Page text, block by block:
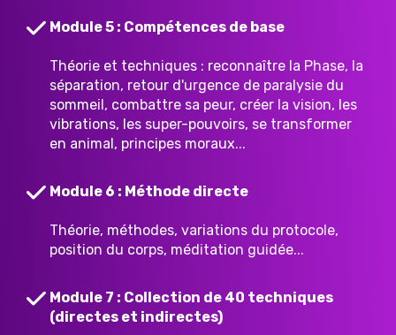
Module 5 : Compétences de base
Théorie et techniques : reconnaître la Phase, la
séparation, retour d'urgence de paralysie du
sommeil, combattre sa peur, créer la vision, les
vibrations, les super-pouvoirs, se transformer
en animal, principes moraux...
Module 6 : Méthode directe
Théorie, méthodes, variations du protocole,
position du corps, méditation guidée...
Module 7 : Collection de 40 techniques
(directes et indirectes)